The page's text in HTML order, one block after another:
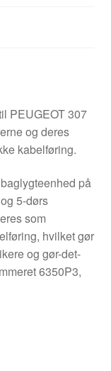
PEUGEOT 307
og deres
kabelføring.
på
5-dørs
som
hvilket gør
og gør-det-
6350P3,